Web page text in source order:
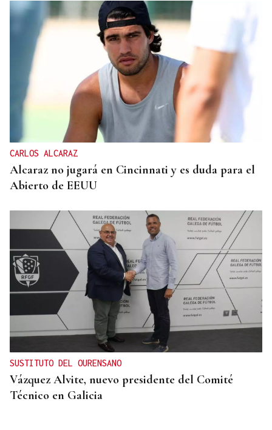
CARLOS ALCARAZ
Alcaraz no jugará en Cincinnati y es duda para el
Abierto de EEUU
SUSTITUTO DEL OURENSANO
Vázquez Alvite, nuevo presidente del Comité
Técnico en Galicia